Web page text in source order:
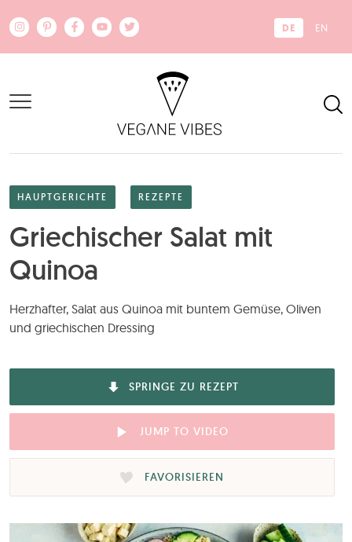
DE EN
HAUPTGERICHTE REZEPTE
Griechischer Salat mit
Quinoa
Herzhafter, Salat aus Quinoa mit buntem Gemüse, Oliven
und griechischen Dressing
SPRINGE ZU REZEPT
JUMP TO VIDEO
FAVORISIEREN